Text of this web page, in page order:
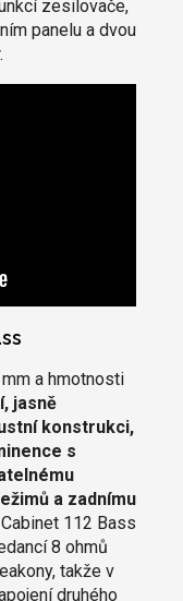
zesilovače,
panelu a dvou
a hmotnosti
jasně
konstrukci,
s
a zadnímu
112 Bass
8 ohmů
takže v
druhého